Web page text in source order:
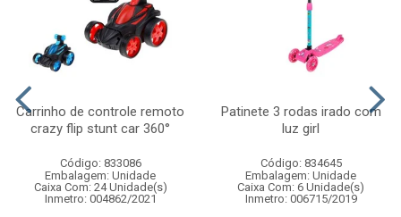
Carrinho de controle remoto
crazy flip stunt car 360°
Código: 833086
Embalagem: Unidade
Caixa Com: 24 Unidade(s)
Inmetro: 004862/2021
Patinete 3 rodas irado com
luz girl
Código: 834645
Embalagem: Unidade
Caixa Com: 6 Unidade(s)
Inmetro: 006715/2019